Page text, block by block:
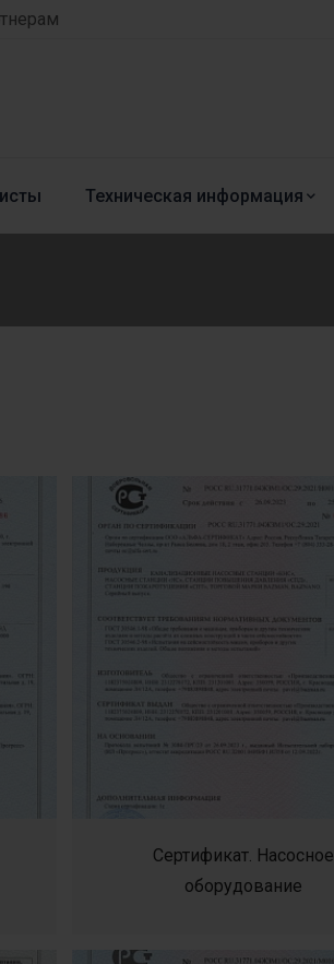
Техническая информация
Сертификат. Насосное
оборудование